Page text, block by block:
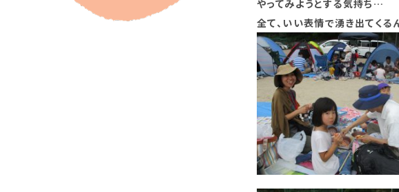
やってみようとする気持ち…
全て、いい表情で湧き出てくる